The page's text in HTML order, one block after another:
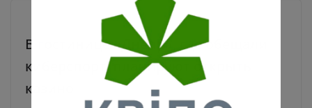
В гостинице «Днепр», где обещали
киберспорт, планируют открыть
казино